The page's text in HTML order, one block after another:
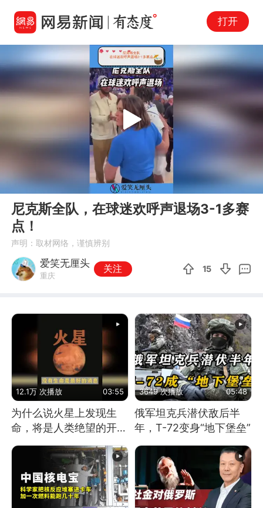
打开
00:00 00:48
Play
尼克斯全队，在球迷欢呼声退场3-1多赛
点！
声明：取材网络，谨慎辨别
爱笑无厘头
重庆
关注 15
12.1万 次播放 03:55
为什么说火星上发现生
命，将是人类绝望的开
3649 次播放 05:48
俄军坦克兵潜伏敌后半
年，T-72变身“地下堡垒”